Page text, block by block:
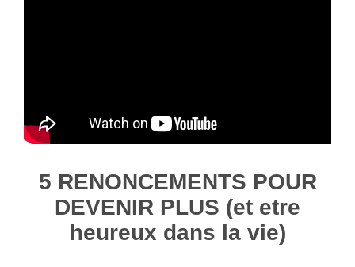
5 RENONCEMENTS POUR
DEVENIR PLUS (et etre
heureux dans la vie)